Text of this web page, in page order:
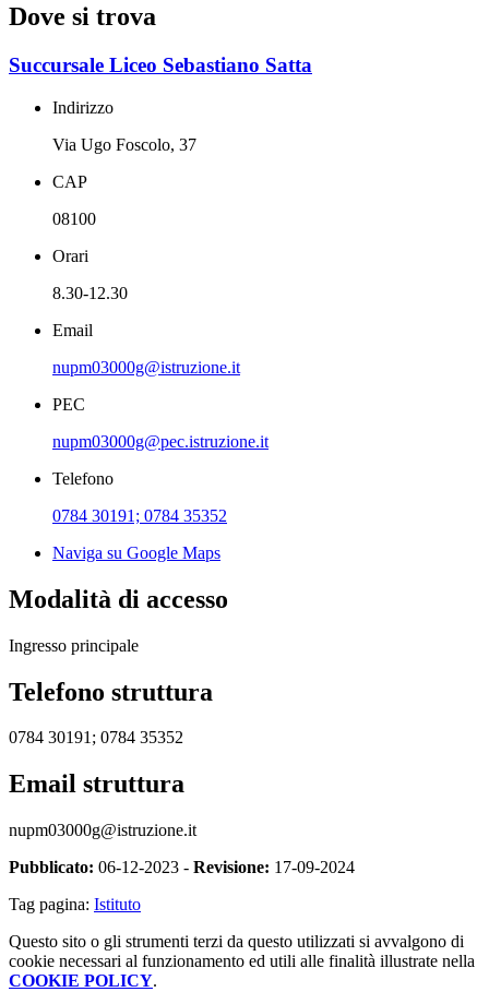
Dove si trova
Succursale Liceo Sebastiano Satta
Indirizzo
Via Ugo Foscolo, 37
CAP
08100
Orari
8.30-12.30
Email
nupm03000g@istruzione.it
PEC
nupm03000g@pec.istruzione.it
Telefono
0784 30191; 0784 35352
Naviga su Google Maps
Modalità di accesso
Ingresso principale
Telefono struttura
0784 30191; 0784 35352
Email struttura
nupm03000g@istruzione.it
Pubblicato: 06-12-2023 - Revisione: 17-09-2024
Tag pagina: Istituto
Questo sito o gli strumenti terzi da questo utilizzati si avvalgono di
cookie necessari al funzionamento ed utili alle finalità illustrate nella
COOKIE POLICY.